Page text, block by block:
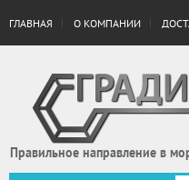
ГЛАВНАЯ О КОМПАНИИ
Правильное направление в